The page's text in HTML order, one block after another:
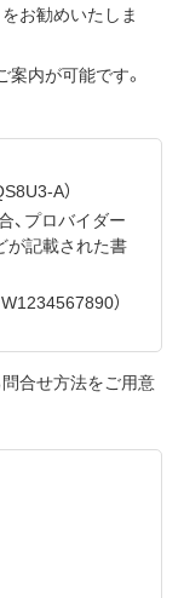
お勧めいたしま
内が可能です。
A）
、プロバイダー
が記載された書
）
合せ方法をご用意